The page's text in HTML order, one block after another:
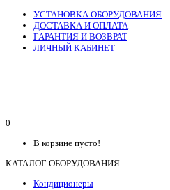
УСТАНОВКА ОБОРУДОВАНИЯ
ДОСТАВКА И ОПЛАТА
ГАРАНТИЯ И ВОЗВРАТ
ЛИЧНЫЙ КАБИНЕТ
0
В корзине пусто!
КАТАЛОГ ОБОРУДОВАНИЯ
Кондиционеры